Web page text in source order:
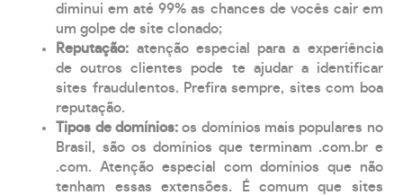
diminui em até 99% as chances de vocês cair em
um golpe de site clonado;
Reputação: atenção especial para a experiência
de outros clientes pode te ajudar a identificar
sites fraudulentos. Prefira sempre, sites com boa
reputação.
Tipos de domínios:os domínios mais populares no
Brasil, são os domínios que terminam .com.br e
.com. Atenção especial com domínios que não
tenham essas extensões. É comum que sites